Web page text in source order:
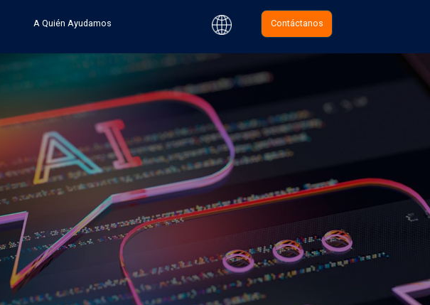
A Quién Ayudamos Contáctanos